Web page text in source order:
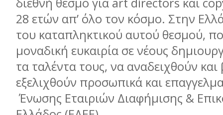
28 ετών απ’ όλο τον κόσμο. Στην
του καταπληκτικού αυτού θεσμού,
μοναδική ευκαιρία σε νέους
τα ταλέντα τους, να αναδειχθούν
εξελιχθούν προσωπικά και
Ένωσης Εταιριών Διαφήμισης &